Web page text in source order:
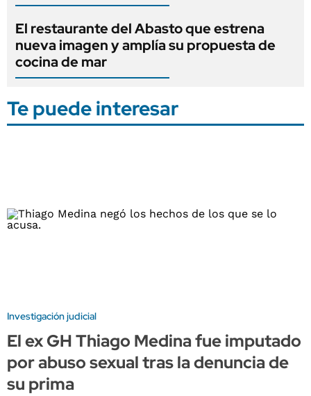
El restaurante del Abasto que estrena
nueva imagen y amplía su propuesta de
cocina de mar
Te puede interesar
Investigación judicial
El ex GH Thiago Medina fue imputado
por abuso sexual tras la denuncia de
su prima